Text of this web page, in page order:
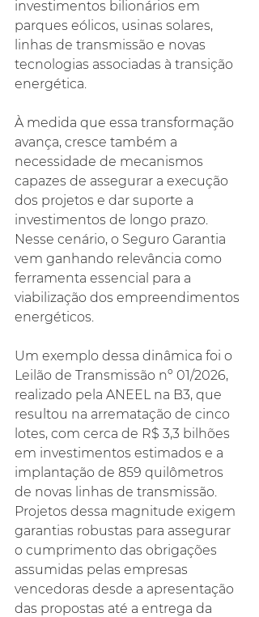
investimentos bilionários em
parques eólicos, usinas solares,
linhas de transmissão e novas
tecnologias associadas à transição
energética.
À medida que essa transformação
avança, cresce também a
necessidade de mecanismos
capazes de assegurar a execução
dos projetos e dar suporte a
investimentos de longo prazo.
Nesse cenário, o Seguro Garantia
vem ganhando relevância como
ferramenta essencial para a
viabilização dos empreendimentos
energéticos.
Um exemplo dessa dinâmica foi o
Leilão de Transmissão nº 01/2026,
realizado pela ANEEL na B3, que
resultou na arrematação de cinco
lotes, com cerca de R$ 3,3 bilhões
em investimentos estimados e a
implantação de 859 quilômetros
de novas linhas de transmissão.
Projetos dessa magnitude exigem
garantias robustas para assegurar
o cumprimento das obrigações
assumidas pelas empresas
vencedoras desde a apresentação
das propostas até a entrega da